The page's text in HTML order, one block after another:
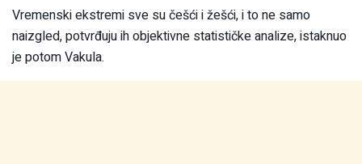
Vremenski ekstremi sve su češći i žešći, i to ne samo
naizgled, potvrđuju ih objektivne statističke analize, istaknuo
je potom Vakula.